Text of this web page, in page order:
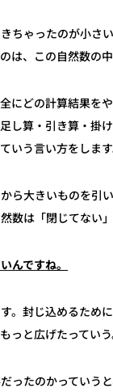
ちゃったのが小さ
は、この自然数の
にどの計算結果を
し算・引き算・掛
いう言い方をします
ら大きいものを引
数は「閉じてない」
んですね。
。封じ込めるため
っと広げたっていう
ったのかっていう